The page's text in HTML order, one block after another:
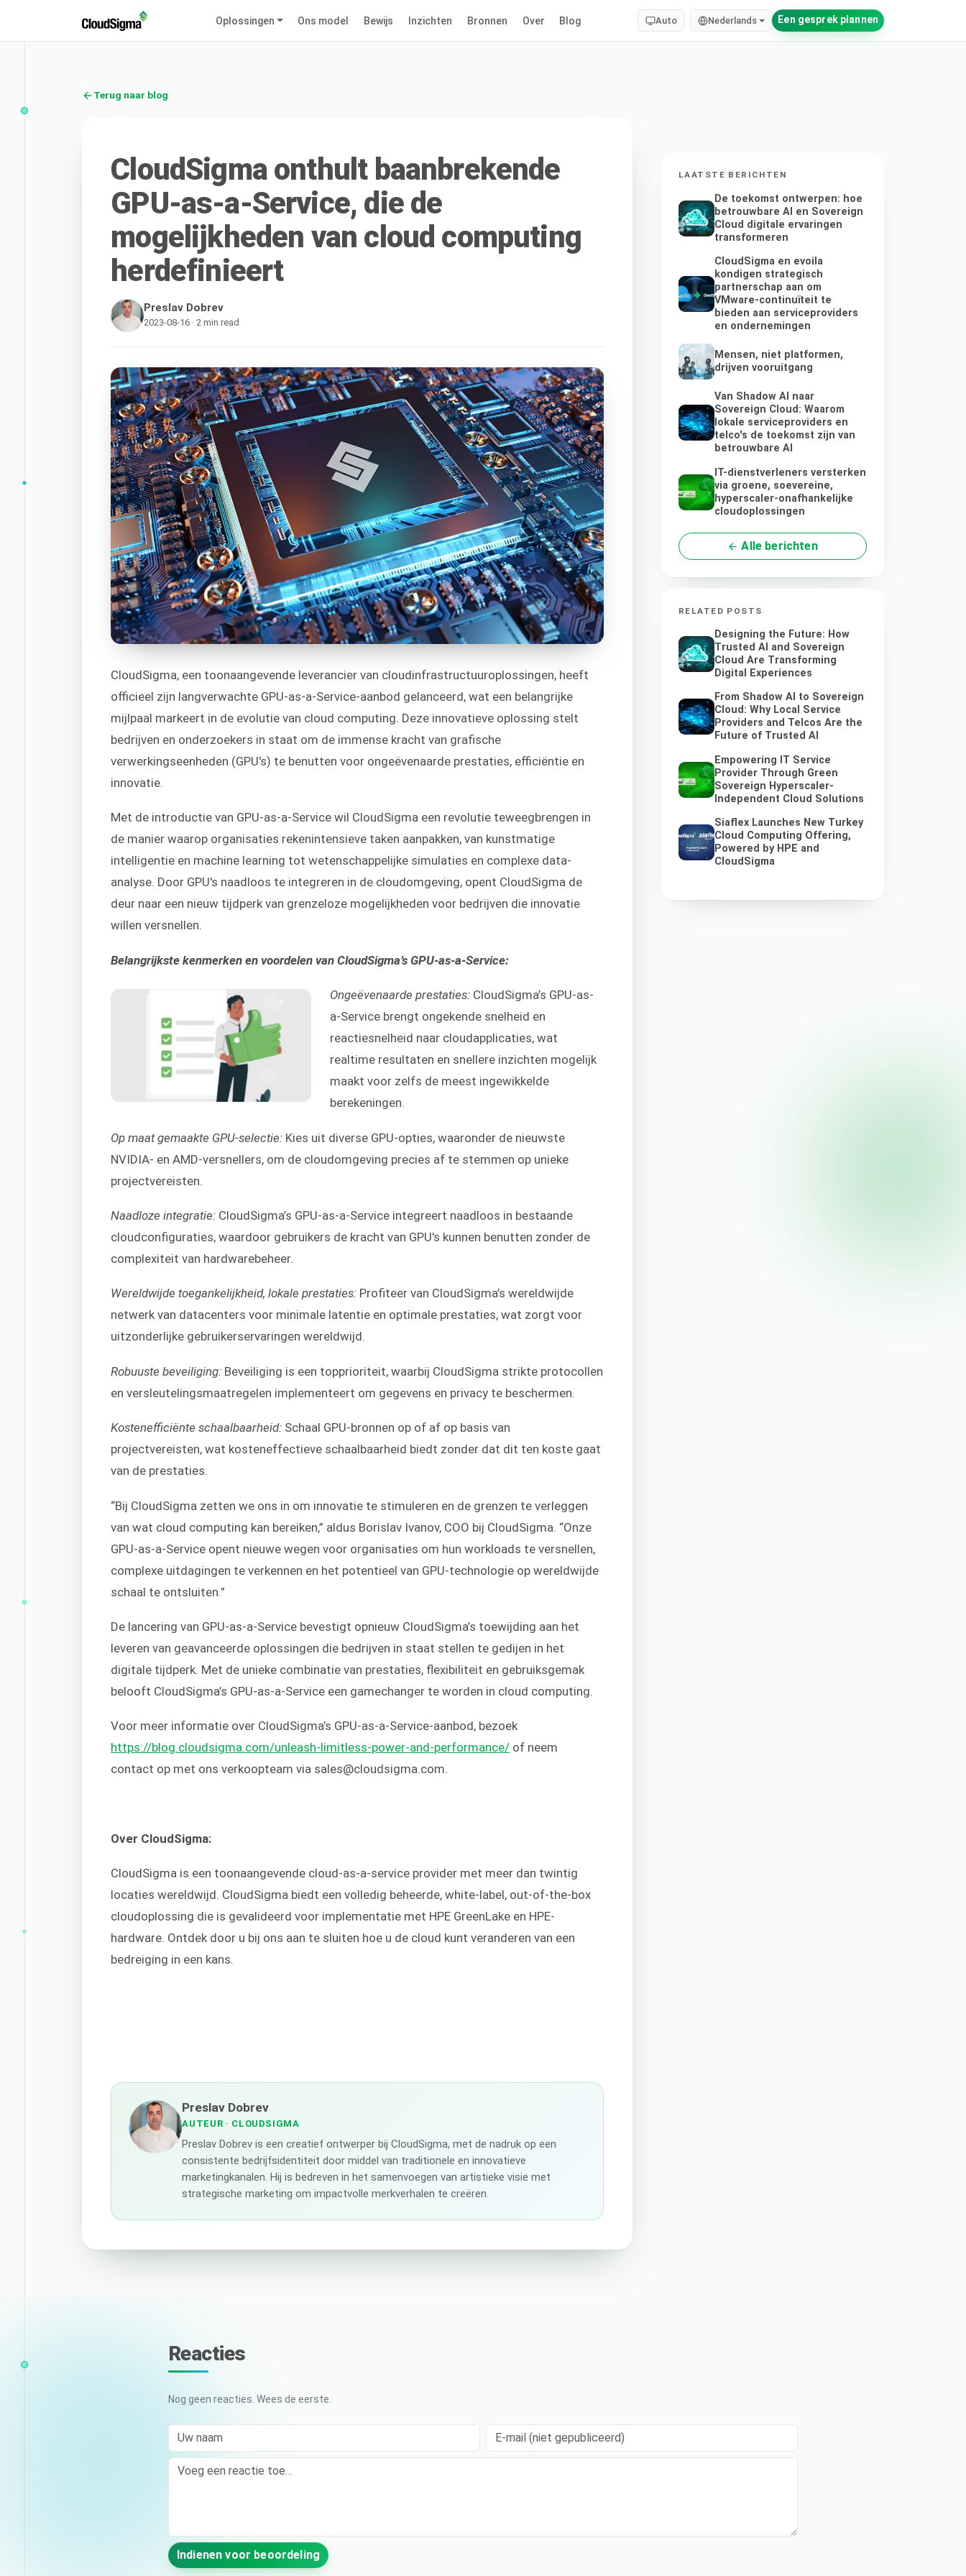
Oplossingen Ons model Bewijs Inzichten Bronnen Over Blog Auto Nederlands Een gesprek plannen
Terug naar blog
CloudSigma onthult baanbrekende
GPU-as-a-Service, die de
mogelijkheden van cloud computing
herdefinieert
Preslav Dobrev
2023-08-16 · 2 min read
CloudSigma, een toonaangevende leverancier van cloudinfrastructuuroplossingen, heeft
officieel zijn langverwachte GPU-as-a-Service-aanbod gelanceerd, wat een belangrijke
mijlpaal markeert in de evolutie van cloud computing. Deze innovatieve oplossing stelt
bedrijven en onderzoekers in staat om de immense kracht van grafische
verwerkingseenheden (GPU's) te benutten voor ongeëvenaarde prestaties, efficiëntie en
innovatie.
Met de introductie van GPU-as-a-Service wil CloudSigma een revolutie teweegbrengen in
de manier waarop organisaties rekenintensieve taken aanpakken, van kunstmatige
intelligentie en machine learning tot wetenschappelijke simulaties en complexe data-
analyse. Door GPU's naadloos te integreren in de cloudomgeving, opent CloudSigma de
deur naar een nieuw tijdperk van grenzeloze mogelijkheden voor bedrijven die innovatie
willen versnellen.
Belangrijkste kenmerken en voordelen van CloudSigma’s GPU-as-a-Service:
Ongeëvenaarde prestaties:CloudSigma’s GPU-as-
a-Service brengt ongekende snelheid en
reactiesnelheid naar cloudapplicaties, wat
realtime resultaten en snellere inzichten mogelijk
maakt voor zelfs de meest ingewikkelde
berekeningen.
Op maat gemaakte GPU-selectie: Kies uit diverse GPU-opties, waaronder de nieuwste
NVIDIA- en AMD-versnellers, om de cloudomgeving precies af te stemmen op unieke
projectvereisten.
Naadloze integratie: CloudSigma’s GPU-as-a-Service integreert naadloos in bestaande
cloudconfiguraties, waardoor gebruikers de kracht van GPU's kunnen benutten zonder de
complexiteit van hardwarebeheer.
Wereldwijde toegankelijkheid, lokale prestaties: Profiteer van CloudSigma’s wereldwijde
netwerk van datacenters voor minimale latentie en optimale prestaties, wat zorgt voor
uitzonderlijke gebruikerservaringen wereldwijd.
Robuuste beveiliging: Beveiliging is een topprioriteit, waarbij CloudSigma strikte protocollen
en versleutelingsmaatregelen implementeert om gegevens en privacy te beschermen.
Kostenefficiënte schaalbaarheid: Schaal GPU-bronnen op of af op basis van
projectvereisten, wat kosteneffectieve schaalbaarheid biedt zonder dat dit ten koste gaat
van de prestaties.
“Bij CloudSigma zetten we ons in om innovatie te stimuleren en de grenzen te verleggen
van wat cloud computing kan bereiken,” aldus Borislav Ivanov, COO bij CloudSigma. “Onze
GPU-as-a-Service opent nieuwe wegen voor organisaties om hun workloads te versnellen,
complexe uitdagingen te verkennen en het potentieel van GPU-technologie op wereldwijde
schaal te ontsluiten.”
De lancering van GPU-as-a-Service bevestigt opnieuw CloudSigma’s toewijding aan het
leveren van geavanceerde oplossingen die bedrijven in staat stellen te gedijen in het
digitale tijdperk. Met de unieke combinatie van prestaties, flexibiliteit en gebruiksgemak
belooft CloudSigma’s GPU-as-a-Service een gamechanger te worden in cloud computing.
Voor meer informatie over CloudSigma’s GPU-as-a-Service-aanbod, bezoek
https://blog.cloudsigma.com/unleash-limitless-power-and-performance/ of neem
contact op met ons verkoopteam via sales@cloudsigma.com.
Over CloudSigma:
CloudSigma is een toonaangevende cloud-as-a-service provider met meer dan twintig
locaties wereldwijd. CloudSigma biedt een volledig beheerde, white-label, out-of-the-box
cloudoplossing die is gevalideerd voor implementatie met HPE GreenLake en HPE-
hardware. Ontdek door u bij ons aan te sluiten hoe u de cloud kunt veranderen van een
bedreiging in een kans.
Preslav Dobrev
AUTEUR · CLOUDSIGMA
Preslav Dobrev is een creatief ontwerper bij CloudSigma, met de nadruk op een
consistente bedrijfsidentiteit door middel van traditionele en innovatieve
marketingkanalen. Hij is bedreven in het samenvoegen van artistieke visie met
strategische marketing om impactvolle merkverhalen te creëren.
LAATSTE BERICHTEN
De toekomst ontwerpen: hoe
betrouwbare AI en Sovereign
Cloud digitale ervaringen
transformeren
CloudSigma en evoila
kondigen strategisch
partnerschap aan om
VMware-continuïteit te
bieden aan serviceproviders
en ondernemingen
Mensen, niet platformen,
drijven vooruitgang
Van Shadow AI naar
Sovereign Cloud: Waarom
lokale serviceproviders en
telco's de toekomst zijn van
betrouwbare AI
IT-dienstverleners versterken
via groene, soevereine,
hyperscaler-onafhankelijke
cloudoplossingen
Alle berichten
RELATED POSTS
Designing the Future: How
Trusted AI and Sovereign
Cloud Are Transforming
Digital Experiences
From Shadow AI to Sovereign
Cloud: Why Local Service
Providers and Telcos Are the
Future of Trusted AI
Empowering IT Service
Provider Through Green
Sovereign Hyperscaler-
Independent Cloud Solutions
Siaflex Launches New Turkey
Cloud Computing Offering,
Powered by HPE and
CloudSigma
Reacties
Nog geen reacties. Wees de eerste.
Uw naam E-mail (niet gepubliceerd)
Comment
Indienen voor beoordeling